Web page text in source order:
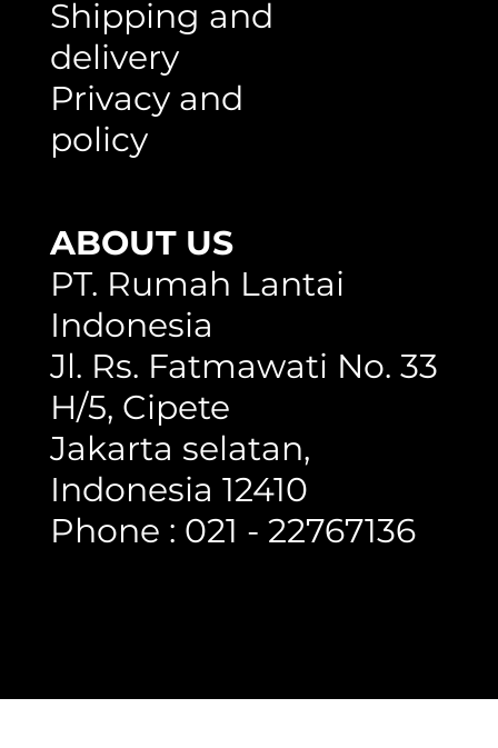
Shipping and
delivery
Privacy and
policy
ABOUT US
PT. Rumah Lantai
Indonesia
Jl. Rs. Fatmawati No. 33
H/5, Cipete
Jakarta selatan,
Indonesia 12410
Phone : 021 - 22767136